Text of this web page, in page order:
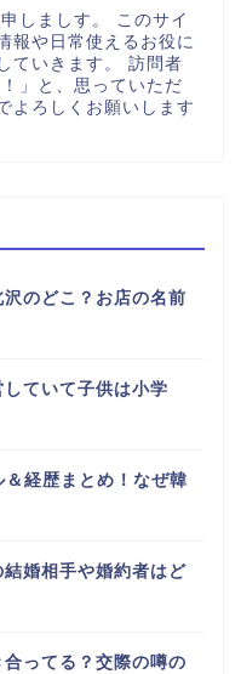
しましす。 このサイ
報や日常使えるお役に
ていきます。 訪問者
」と、思っていただ
よろしくお願いします
のどこ？お店の名前
ていて子供は小学
経歴まとめ！なぜ韓
婚相手や婚約者はど
ってる？交際の噂の